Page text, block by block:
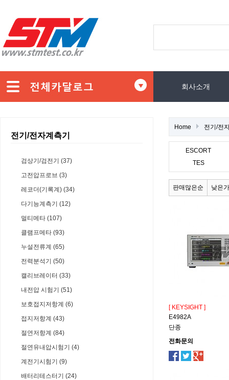
회사소개
전기/전자계측기
검상기/검전기 (37)
고전압프로브 (3)
레코더(기록계) (34)
다기능계측기 (12)
멀티메타 (107)
클램프메타 (93)
누설전류계 (65)
전력분석기 (50)
캘리브레이터 (33)
내전압 시험기 (51)
보호접지저항계 (6)
접지저항계 (43)
절연저항계 (84)
절연유내압시험기 (4)
계전기시험기 (9)
배터리테스터기 (24)
Home 전기/전
ESCORT
TES
판매많은순 낮은
[ KEYSIGHT ]
E4982A
단종
전화문의